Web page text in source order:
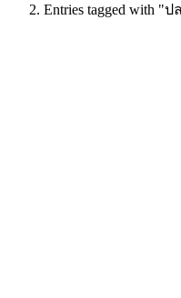
Entries tagged with